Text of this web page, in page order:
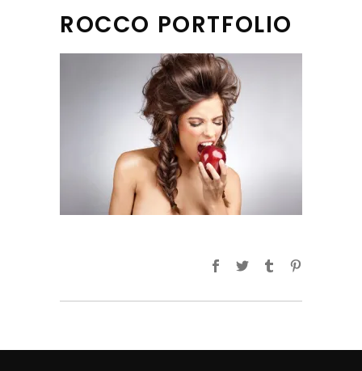
ROCCO PORTFOLIO